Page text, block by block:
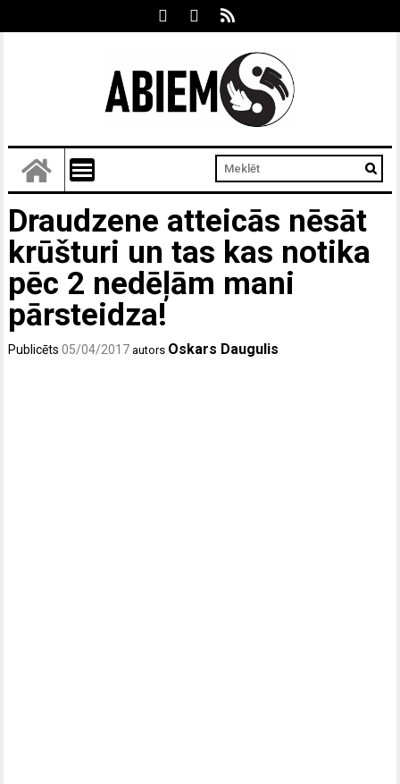
Draudzene atteicās nēsāt
krūšturi un tas kas notika
pēc 2 nedēļām mani
pārsteidza!
Publicēts05/04/2017 autors Oskars Daugulis